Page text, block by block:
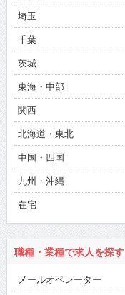
埼玉
千葉
茨城
東海・中部
関西
北海道・東北
中国・四国
九州・沖縄
在宅
職種・業種で求人を探す
メールオペレーター